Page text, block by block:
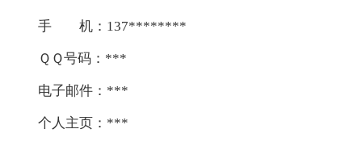
手 机：137********
ＱＱ号码：***
电子邮件：***
个人主页：***